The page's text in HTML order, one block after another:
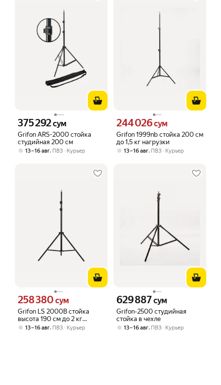
Grifon ARS-2000 стойка
студийная 200 см
Цена 375292 сум вместо
375 292сум
13 – 16 авг, ПВЗ Курьер
Grifon 1999nb стойка 200 см
до 1,5 кг нагрузки
Цена 244026 сум вместо
244 026сум
13 – 16 авг, ПВЗ Курьер
Grifon LS 2000B стойка
высота 190 см до 2 кг
нагрузки
Цена 258380 сум вместо
258 380 сум
13 – 16 авг, ПВЗ Курьер
Grifon-2500 студийная
стойка в чехле
Цена 629887 сум вместо
629 887сум
13 – 16 авг, ПВЗ Курьер